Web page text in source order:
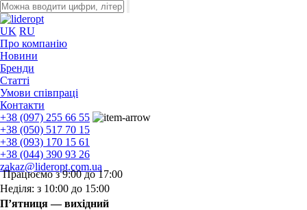
UK RU
Про компанію
Новини
Бренди
Статті
Умови співпраці
Контакти
+38 (097) 255 66 55
+38 (050) 517 70 15
+38 (093) 170 15 61
+38 (044) 390 93 26
zakaz@lideropt.com.ua
Працюємо з 9:00 до 17:00
Неділя: з 10:00 до 15:00
П’ятниця — вихідний